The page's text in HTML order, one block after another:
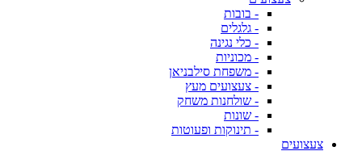
- בובות
- גלגלים
- כלי נגינה
- מכוניות
- משפחת סילבניאן
- צעצועים מעץ
- שולחנות משחק
- שונות
- תינוקות ופעוטות
צעצועים